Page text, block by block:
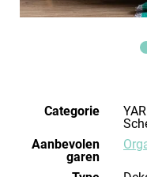
Categorie
YARN - The After Party, Interieur,
Aanbevolen
garen